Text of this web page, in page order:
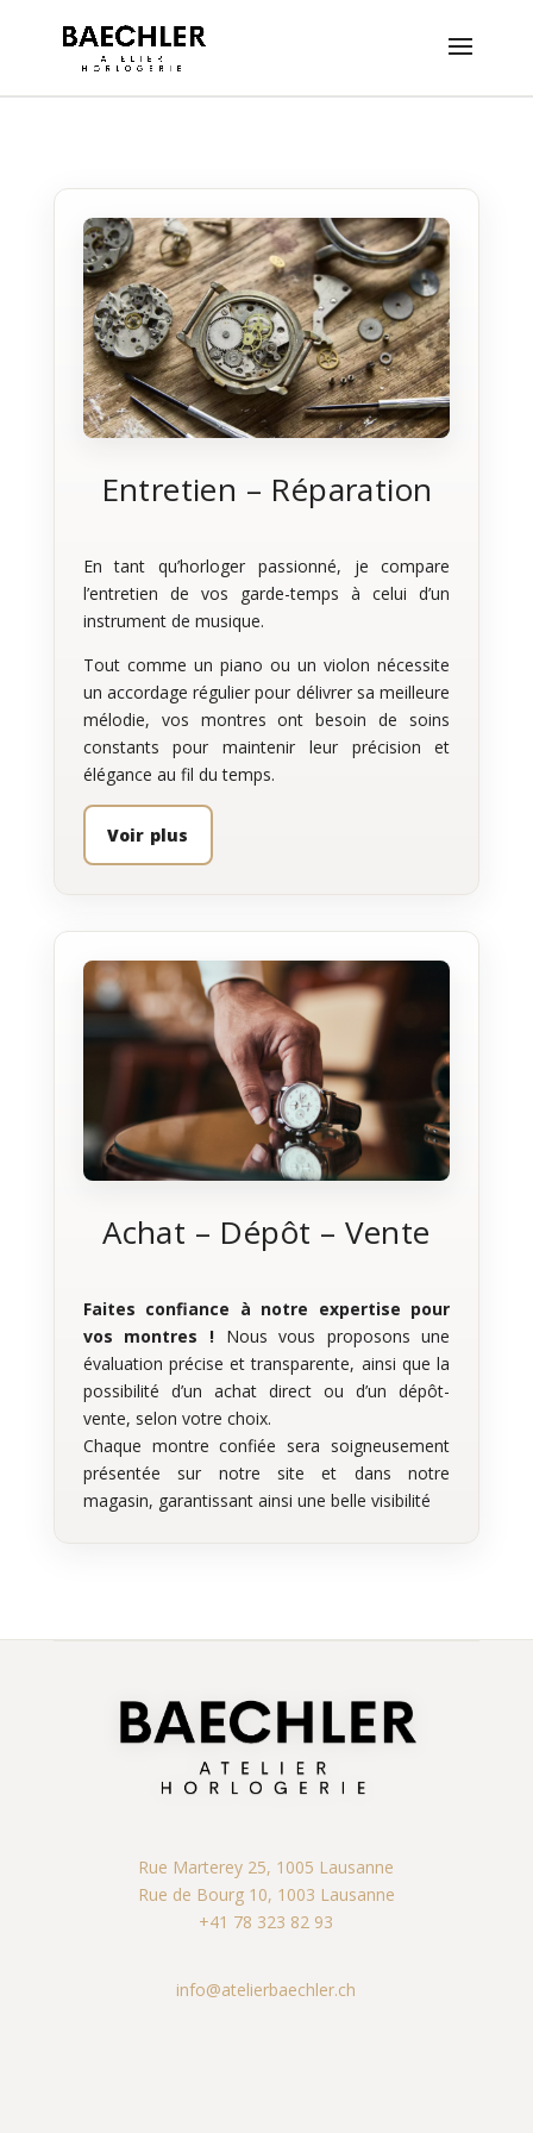
Entretien – Réparation
En tant qu’horloger passionné, je compare
l’entretien de vos garde-temps à celui d’un
instrument de musique.
Tout comme un piano ou un violon nécessite
un accordage régulier pour délivrer sa meilleure
mélodie, vos montres ont besoin de soins
constants pour maintenir leur précision et
élégance au fil du temps.
Voir plus
Achat – Dépôt – Vente
Faites confiance à notre expertise pour
vos montres !Nous vous proposons une
évaluation précise et transparente, ainsi que la
possibilité d’un achat direct ou d’un dépôt-
vente, selon votre choix.
Chaque montre confiée sera soigneusement
présentée sur notre site et dans notre
magasin, garantissant ainsi une belle visibilité
Rue Marterey 25, 1005 Lausanne
Rue de Bourg 10, 1003 Lausanne
+41 78 323 82 93
info@atelierbaechler.ch